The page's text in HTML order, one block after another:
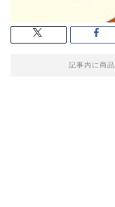
記事内に商